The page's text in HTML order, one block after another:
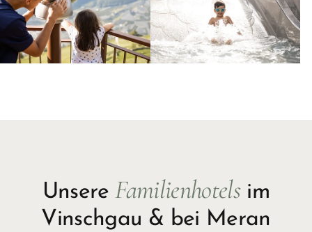
UnsereFamilienhotelsim
Vinschgau & bei Meran